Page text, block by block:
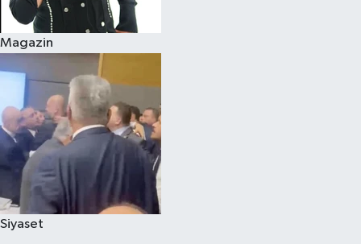
Magazin
Siyaset